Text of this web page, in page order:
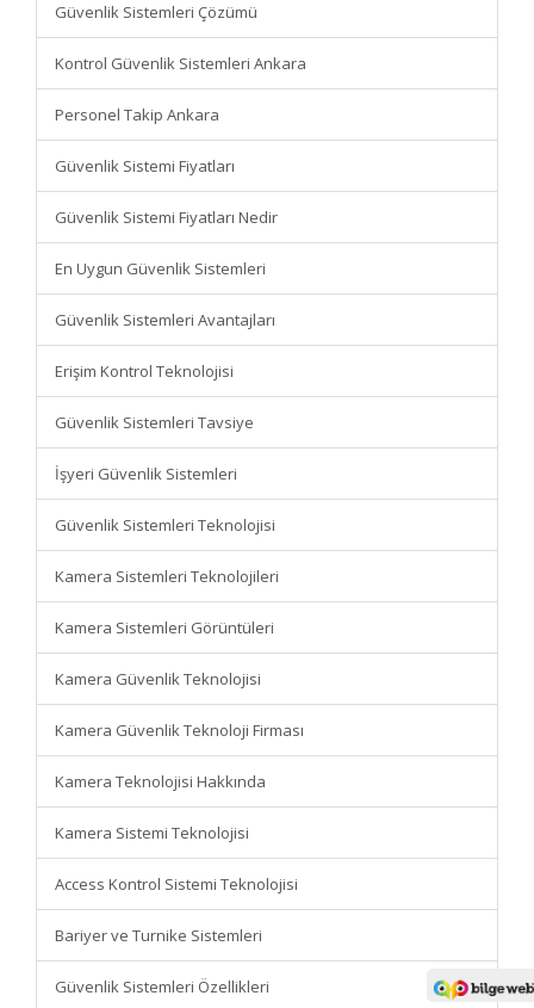
Güvenlik Sistemleri Çözümü
Kontrol Güvenlik Sistemleri Ankara
Personel Takip Ankara
Güvenlik Sistemi Fiyatları
Güvenlik Sistemi Fiyatları Nedir
En Uygun Güvenlik Sistemleri
Güvenlik Sistemleri Avantajları
Erişim Kontrol Teknolojisi
Güvenlik Sistemleri Tavsiye
İşyeri Güvenlik Sistemleri
Güvenlik Sistemleri Teknolojisi
Kamera Sistemleri Teknolojileri
Kamera Sistemleri Görüntüleri
Kamera Güvenlik Teknolojisi
Kamera Güvenlik Teknoloji Firması
Kamera Teknolojisi Hakkında
Kamera Sistemi Teknolojisi
Access Kontrol Sistemi Teknolojisi
Bariyer ve Turnike Sistemleri
Güvenlik Sistemleri Özellikleri